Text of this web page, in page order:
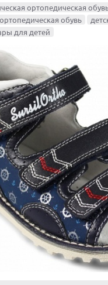
ортопедическая
ортопедическая обувь
для детей